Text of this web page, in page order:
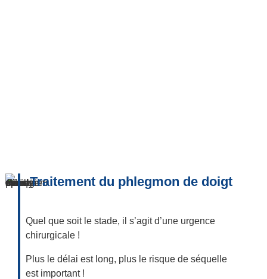
Traitement du phlegmon de doigt
Quel que soit le stade, il s’agit d’une urgence
chirurgicale !
Plus le délai est long, plus le risque de séquelle
est important !